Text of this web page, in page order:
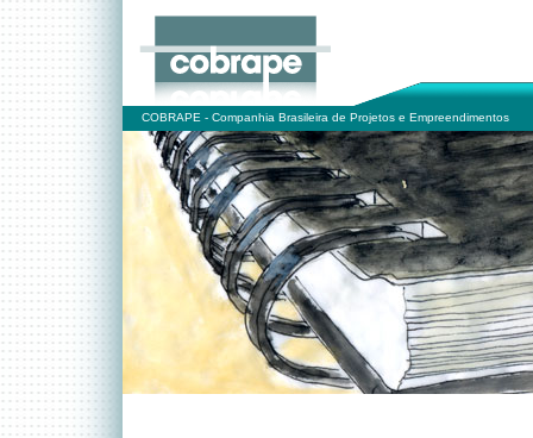
COBRAPE - Companhia Brasileira de Projetos e Empreendimentos